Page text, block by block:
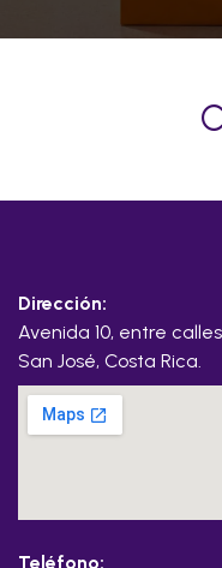
Dirección:
Avenida 10, entre
San José, Costa Rica.
Teléfono: